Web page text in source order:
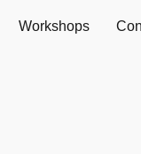
Workshops